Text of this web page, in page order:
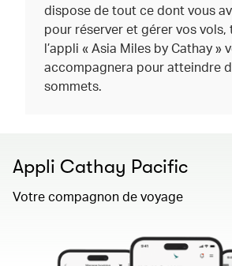
dispose de tout ce dont vous
pour réserver et gérer vos vols,
l’appli « Asia Miles by Cathay »
accompagnera pour atteindre
sommets.
Appli Cathay Pacific
Votre compagnon de voyage